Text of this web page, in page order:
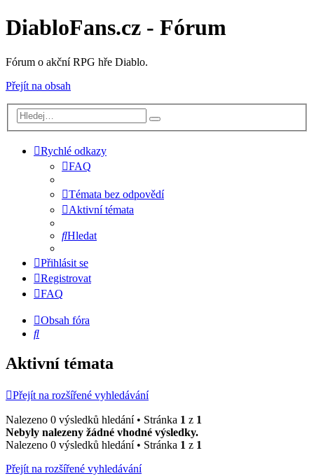
DiabloFans.cz - Fórum
Fórum o akční RPG hře Diablo.
Přejít na obsah
Rychlé odkazy
FAQ
Témata bez odpovědí
Aktivní témata
Hledat
Přihlásit se
Registrovat
FAQ
Obsah fóra
Hledat
Aktivní témata
Přejít na rozšířené vyhledávání
Nalezeno 0 výsledků hledání • Stránka 1 z 1
Nebyly nalezeny žádné vhodné výsledky.
Nalezeno 0 výsledků hledání • Stránka 1 z 1
Přejít na rozšířené vyhledávání